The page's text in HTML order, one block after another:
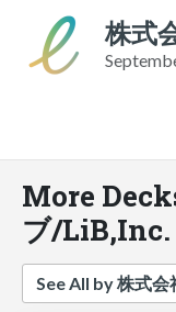
株式
More
ブ/LiB,Inc.
See All by 株式会